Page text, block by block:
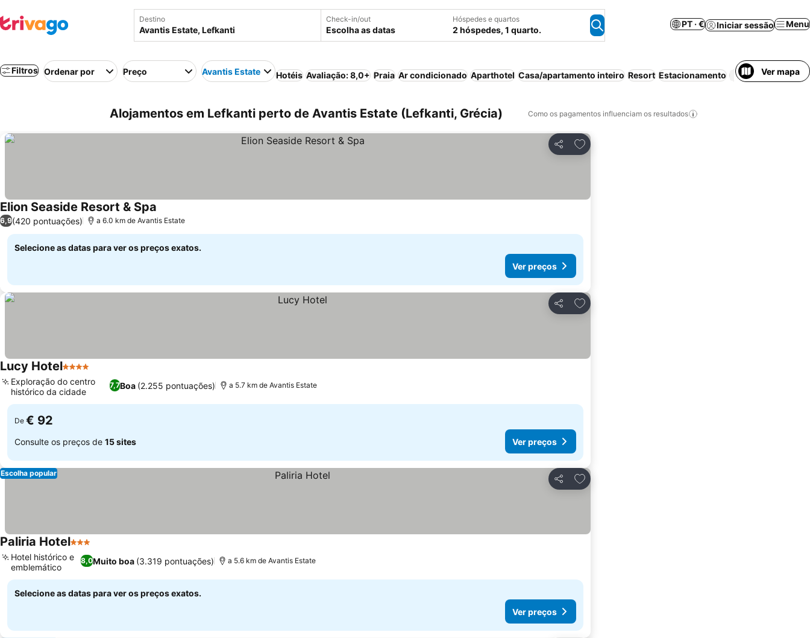
Destino Check-in/out
Escolha as datas
Hóspedes e quartos
2 hóspedes, 1 quarto.
PT · € Iniciar sessão Menu
Filtros Ordenar por Preço Avantis Estate Hotéis Avaliação: 8,0+ Praia Ar condicionado Aparthotel Casa/apartamento inteiro Resort Estacionamento Ver mapa
Alojamentos em Lefkanti perto de Avantis Estate (Lefkanti, Grécia) Como os pagamentos influenciam os resultados
Partilhar
Adicionar aos favoritos
Elion Seaside Resort & Spa
6,9(420 pontuações) a 6.0 km de Avantis Estate
Selecione as datas para ver os preços exatos.
Ver preços
Partilhar
Adicionar aos favoritos
Lucy Hotel4 Estrelas
7,7Boa (2.255 pontuações)
Exploração do centro
histórico da cidade
a 5.7 km de Avantis Estate
De € 92
Consulte os preços de 15 sites Ver preços
Partilhar
Adicionar aos favoritos
Escolha popular
Paliria Hotel3 Estrelas
8,0Muito boa (3.319 pontuações)
Hotel histórico e
emblemático
a 5.6 km de Avantis Estate
Selecione as datas para ver os preços exatos.
Ver preços